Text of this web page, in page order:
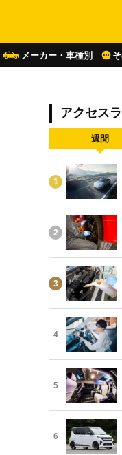
メーカー・車種別
アクセス
週間
1
2
3
4
5
6